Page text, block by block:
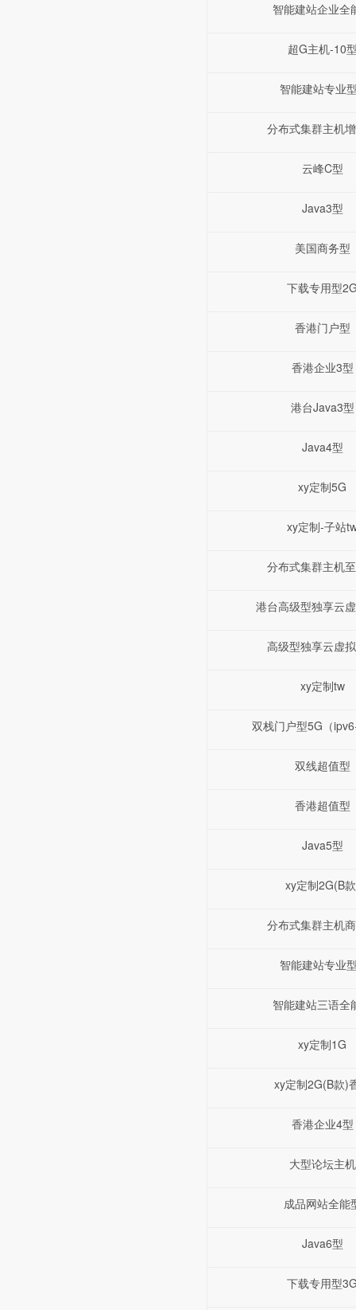
智能建站企业全
超G主机-10
智能建站专业
分布式集群主机
云峰C型
Java3型
美国商务型
下载专用型
香港门户型
香港企业3型
港台Java3型
Java4型
xy定制5G
xy定制-子站
分布式集群主机
港台高级型独享云
高级型独享云虚
xy定制tw
双栈门户型5G（
双线超值型
香港超值型
Java5型
xy定制2G(B
分布式集群主机
智能建站专业
智能建站三语全
xy定制1G
xy定制2G(B款)
香港企业4型
大型论坛主机
成品网站全能
Java6型
下载专用型